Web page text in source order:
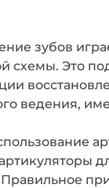
зубов
схемы. Это
ведения,